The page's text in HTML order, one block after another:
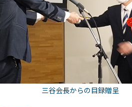
三谷会長からの目録贈呈